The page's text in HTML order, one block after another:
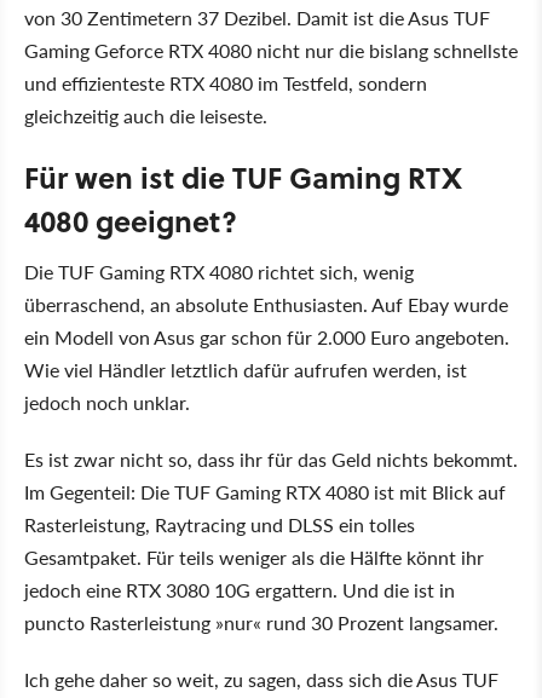
von 30 Zentimetern 37 Dezibel. Damit ist die Asus TUF
Gaming Geforce RTX 4080 nicht nur die bislang schnellste
und effizienteste RTX 4080 im Testfeld, sondern
gleichzeitig auch die leiseste.
Für wen ist die TUF Gaming RTX
4080 geeignet?
Die TUF Gaming RTX 4080 richtet sich, wenig
überraschend, an absolute Enthusiasten. Auf Ebay wurde
ein Modell von Asus gar schon für 2.000 Euro angeboten.
Wie viel Händler letztlich dafür aufrufen werden, ist
jedoch noch unklar.
Es ist zwar nicht so, dass ihr für das Geld nichts bekommt.
Im Gegenteil: Die TUF Gaming RTX 4080 ist mit Blick auf
Rasterleistung, Raytracing und DLSS ein tolles
Gesamtpaket. Für teils weniger als die Hälfte könnt ihr
jedoch eine RTX 3080 10G ergattern. Und die ist in
puncto Rasterleistung nur rund 30 Prozent langsamer.
Ich gehe daher so weit, zu sagen, dass sich die Asus TUF